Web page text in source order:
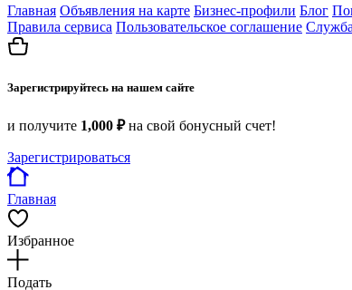
Главная Объявления на карте Бизнес-профили Блог
Правила сервиса Пользовательское соглашение
Зарегистрируйтесь на нашем сайте
и получите 1,000 ₽на свой бонусный счет!
Зарегистрироваться
Главная
Избранное
Подать